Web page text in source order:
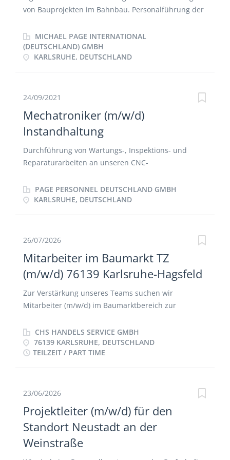
von Bauprojekten im Bahnbau. Personalführung der
Personalplanung sowie Material- und
Gerätedisposition. Bauablauf- und
Baustellenergebniskontrolle. Nachtragsgestaltung, -
Bahnbau fallende Projekte. Förderung und
Erfolgskontrolle Soll/Ist-Auswertung und
Vorausschau auf das Bauende. Rechnungswesen,
Kontrolle der rechtzeitigen Rechnungsstellung,
Aufstellen des erwarteten Umsatzverlaufs.
MICHAEL PAGE INTERNATIONAL
(DEUTSCHLAND) GMBH
KARLSRUHE, DEUTSCHLAND
24/09/2021
Mechatroniker (m/w/d)
Instandhaltung
Durchführung von Wartungs-, Inspektions- und
Reparaturarbeiten an unseren CNC-
Industriewaschanlagen und Automatisierungen
analysieren und beheben von mechanischen und
Regelwartungen, Kontrollen, Tests und Probeläufen
PAGE PERSONNEL DEUTSCHLAND GMBH
KARLSRUHE, DEUTSCHLAND
26/07/2026
Mitarbeiter im Baumarkt TZ
(m/w/d) 76139 Karlsruhe-Hagsfeld
Zur Verstärkung unseres Teams suchen wir
Mitarbeiter (m/w/d) im Baumarktbereich zur
bieten: • Eine gründliche Einarbeitung • Keine
Schicht- und Wochenendarbeit • Flexibler
Arbeitsbeginn auf Wunsch zwischen 07:00 und 10:00
Aufgaben beinhaltet diese Stelle? • Regelmäßige
Anbringen von Beschilderungen und Mustern,
Preisauszeichnungen • Kontrolle der
Warenpräsentation • Zuverlässige Dokumentation
CHS HANDELS SERVICE GMBH
76139 KARLSRUHE, DEUTSCHLAND
TEILZEIT / PART TIME
23/06/2026
Projektleiter (m/w/d) für den
Standort Neustadt an der
Weinstraße